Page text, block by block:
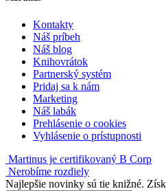
Kontakty
Náš príbeh
Náš blog
Knihovrátok
Partnerský systém
Pridaj sa k nám
Marketing
Náš labák
Prehlásenie o cookies
Vyhlásenie o prístupnosti
Martinus je certifikovaný B Corp
Nerobíme rozdiely
Najlepšie novinky sú tie knižné.